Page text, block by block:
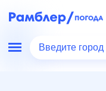
Введите